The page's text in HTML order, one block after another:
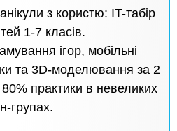
з користю: IT-табір
1-7 класів.
ігор, мобільні
та 3D-моделювання за 2
80% практики в невеликих
групах.